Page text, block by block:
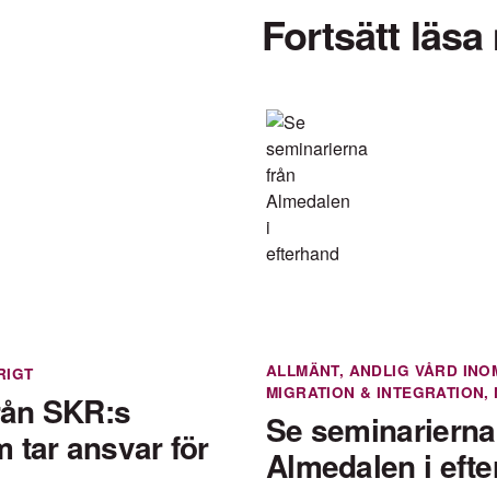
Fortsätt
SKR:s
tar ansvar för
ALLMÄNT, ANDLIG VÅRD
MIGRATION & INTEGRATION,
Se
Almedalen i